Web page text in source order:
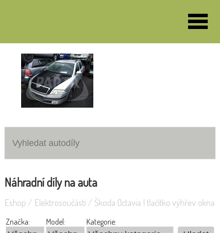
Náhradní díly na auta
Eshop / Elektrosoučásti / Škoda Octavia I tlačítko výhřev okna
Značka: Model: Kategorie: